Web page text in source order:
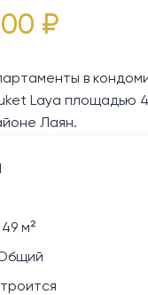
₽
в
Laya площадью
Лаян.
49 м²